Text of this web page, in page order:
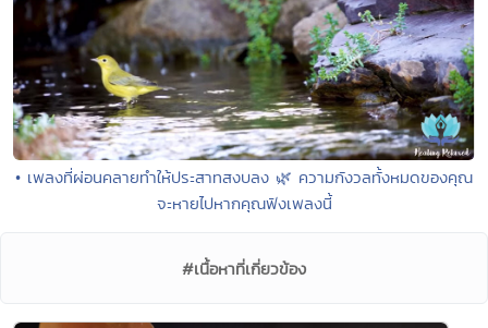
• เพลงที่ผ่อนคลายทำให้ประสาทสงบลง 🌿 ความกังวลทั้งหมดของคุณ
จะหายไปหากคุณฟังเพลงนี้
#เนื้อหาที่เกี่ยวข้อง